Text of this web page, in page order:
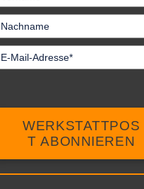
WERKSTATTPOS
T ABONNIEREN